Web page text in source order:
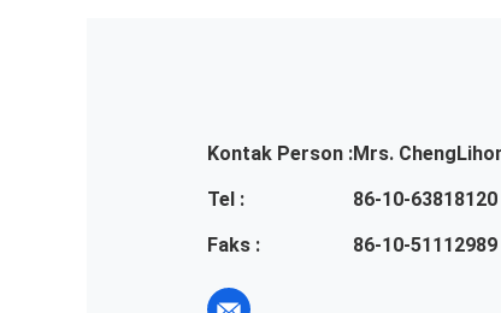
Kontak Person :Mrs.
Tel :
86-10-63818120
Faks :
86-10-51112989